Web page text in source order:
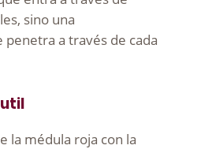
sino una
penetra a través de cada
la médula roja con la